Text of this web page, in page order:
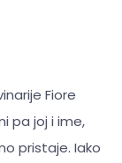
Fiore
pa joj i ime,
pristaje. Iako